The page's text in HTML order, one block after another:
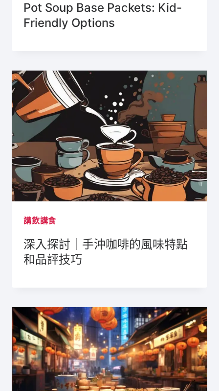
Pot Soup Base Packets: Kid-
Friendly Options
講飲講食
深入探討｜手沖咖啡的風味特點
和品評技巧